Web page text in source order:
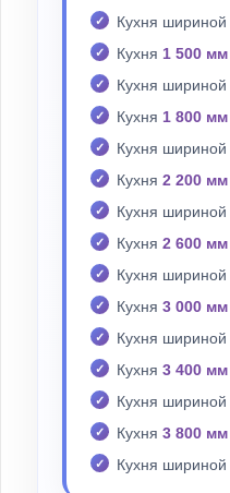
Кухня шириной
Кухня 1 500 мм
Кухня шириной
Кухня 1 800 мм
Кухня шириной
Кухня 2 200 мм
Кухня шириной
Кухня 2 600 мм
Кухня шириной
Кухня 3 000 мм
Кухня шириной
Кухня 3 400 мм
Кухня шириной
Кухня 3 800 мм
Кухня шириной